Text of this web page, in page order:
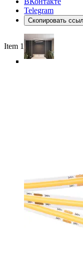
Telegram
Скопировать
Item 1 of 6